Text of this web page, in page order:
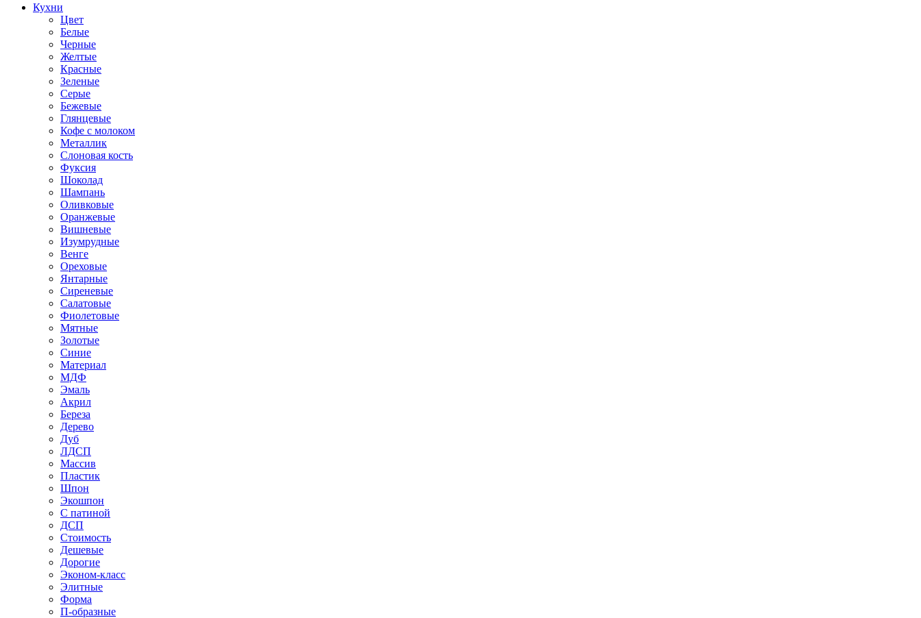
Кухни
Цвет
Белые
Черные
Желтые
Красные
Зеленые
Серые
Бежевые
Глянцевые
Кофе с молоком
Металлик
Слоновая кость
Фуксия
Шоколад
Шампань
Оливковые
Оранжевые
Вишневые
Изумрудные
Венге
Ореховые
Янтарные
Сиреневые
Салатовые
Фиолетовые
Мятные
Золотые
Синие
Материал
МДФ
Эмаль
Акрил
Береза
Дерево
Дуб
ЛДСП
Массив
Пластик
Шпон
Экошпон
С патиной
ДСП
Стоимость
Дешевые
Дорогие
Эконом-класс
Элитные
Форма
П-образные